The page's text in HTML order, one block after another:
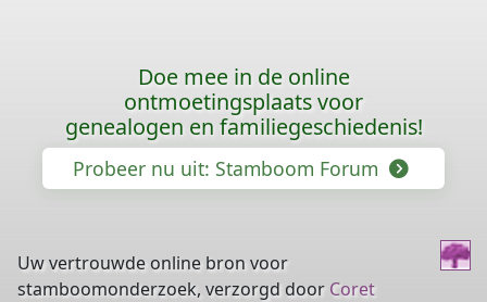
Doe mee in de online
ontmoetingsplaats voor
genealogen en familiegeschiedenis!
Probeer nu uit: Stamboom Forum
Uw vertrouwde online bron voor
stamboomonderzoek, verzorgd door Coret